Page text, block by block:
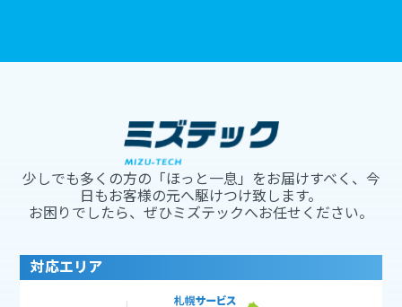
少しでも多くの方の「ほっと一息」をお届けすべく、今
日もお客様の元へ駆けつけ致します。
お困りでしたら、ぜひミズテックへお任せください。
対応エリア